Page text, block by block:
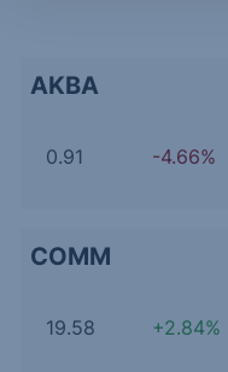
AKBA
0.91 -4.66%
COMM
19.58 +2.84%